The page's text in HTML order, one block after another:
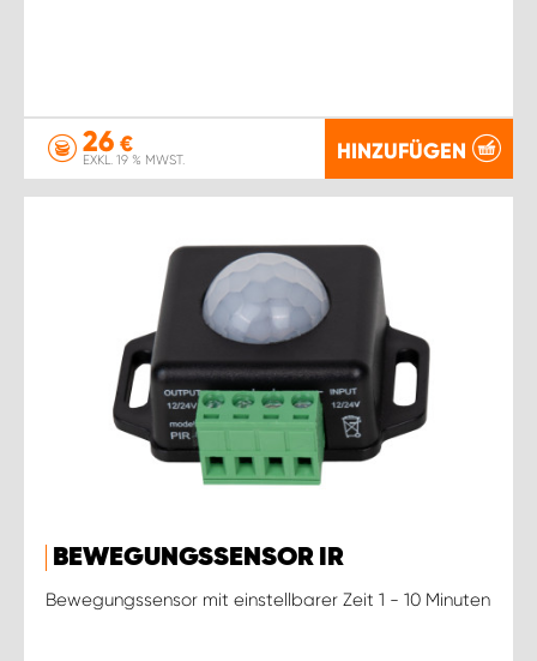
26 €
EXKL. 19 % MWST. HINZUFÜGEN
BEWEGUNGSSENSOR IR
Bewegungssensor mit einstellbarer Zeit 1 - 10 Minuten